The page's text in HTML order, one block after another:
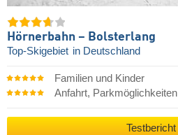
Hörnerbahn – Bolsterlang
Top-Skigebiet in Deutschland
Familien und Kinder
Anfahrt, Parkmöglichkeiten
Testbericht